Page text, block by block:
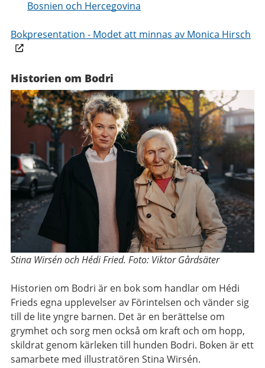
Bosnien och Hercegovina
Bokpresentation - Modet att minnas av Monica Hirsch
Historien om Bodri
Stina Wirsén och Hédi Fried. Foto: Viktor Gårdsäter
Historien om Bodri är en bok som handlar om Hédi
Frieds egna upplevelser av Förintelsen och vänder sig
till de lite yngre barnen. Det är en berättelse om
grymhet och sorg men också om kraft och om hopp,
skildrat genom kärleken till hunden Bodri. Boken är ett
samarbete med illustratören Stina Wirsén.